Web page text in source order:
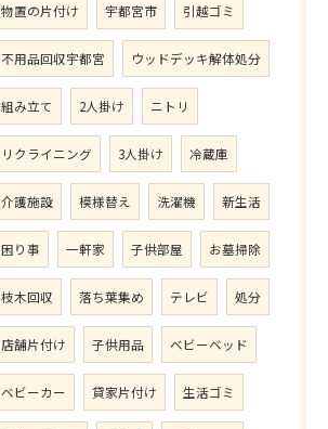
物置の片付け 宇都宮市 引越ゴミ
不用品回収宇都宮 ウッドデッキ解体処分
組み立て 2人掛け ニトリ
リクライニング 3人掛け 冷蔵庫
介護施設 模様替え 洗濯機 新生活
困り事 一軒家 子供部屋 お墓掃除
枝木回収 落ち葉集め テレビ 処分
店舗片付け 子供用品 ベビーベッド
ベビーカー 貸家片付け 生活ゴミ